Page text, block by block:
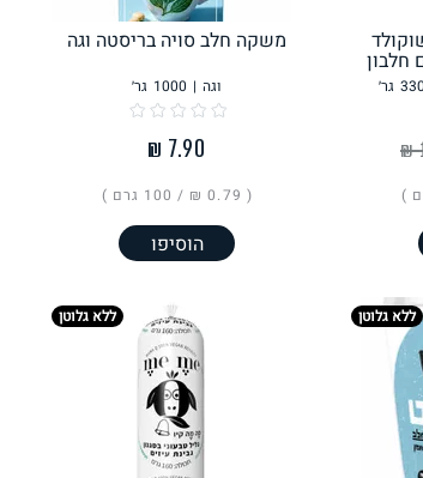
עשיר בחלבון על האש
330 גר׳
)
משקה חלב סויה בריסטה וגה
1000 גר׳ | וגה
( ‏0.79 ₪ / 100 גרם )
הוסיפו
ללא גלוטן ללא גלוטן